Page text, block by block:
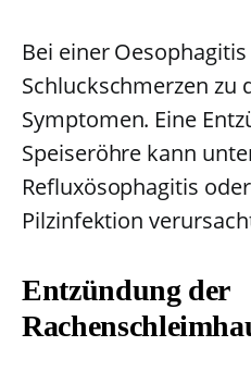
Bei einer
Schluckschmerzen zu
Symptomen. Eine
Speiseröhre kann
Refluxösophagitis
Pilzinfektion
Entzündung der